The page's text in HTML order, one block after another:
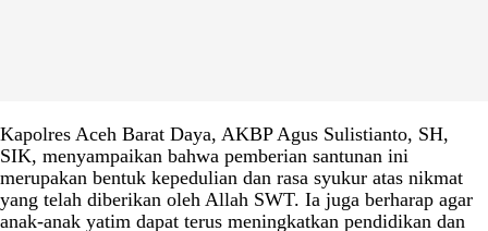
Kapolres Aceh Barat Daya, AKBP Agus Sulistianto, SH,
SIK, menyampaikan bahwa pemberian santunan ini
merupakan bentuk kepedulian dan rasa syukur atas nikmat
yang telah diberikan oleh Allah SWT. Ia juga berharap agar
anak-anak yatim dapat terus meningkatkan pendidikan dan